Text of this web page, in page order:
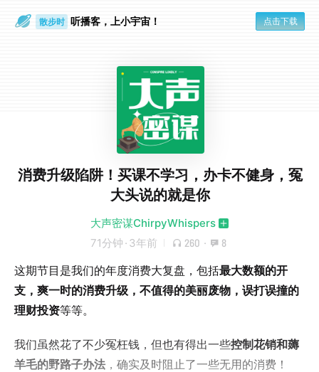
散步时 听播客，上小宇宙！ 点击下载
消费升级陷阱！买课不学习，办卡不健身，冤
大头说的就是你
大声密谋ChirpyWhispers
71分钟 · 3年前 260 · 8
这期节目是我们的年度消费大复盘，包括最大数额的开
支，爽一时的消费升级，不值得的美丽废物，误打误撞的
理财投资等等。
我们虽然花了不少冤枉钱，但也有得出一些控制花销和薅
羊毛的野路子办法 ，确实及时阻止了一些无用的消费！